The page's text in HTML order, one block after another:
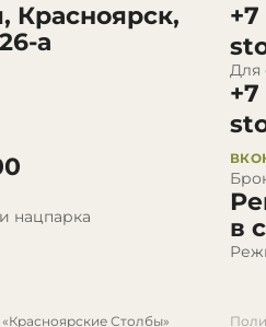
Красноярск,
а
нацпарка
Для
+7
в
Столбы»